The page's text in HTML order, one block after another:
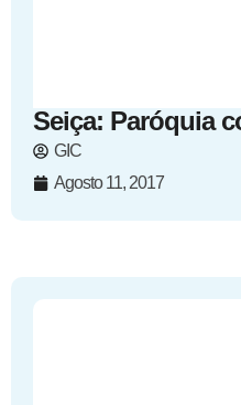
Seiça: Paróquia
GIC
Agosto 11, 2017